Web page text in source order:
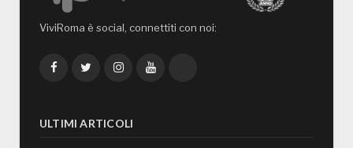
ViviRoma è social, connettiti con noi:
FacebookTwitterInstagramYouTube
ULTIMI ARTICOLI